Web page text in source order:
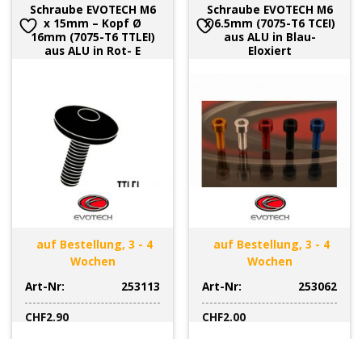
Schraube EVOTECH M6
x 15mm – Kopf Ø
16mm (7075-T6 TTLEI)
aus ALU in Rot- E
auf Bestellung, 3 - 4
Wochen
Art-Nr:
253113
CHF2.90
Schraube EVOTECH M6
x 6.5mm (7075-T6 TCEI)
aus ALU in Blau-
Eloxiert
auf Bestellung, 3 - 4
Wochen
Art-Nr:
253062
CHF2.00